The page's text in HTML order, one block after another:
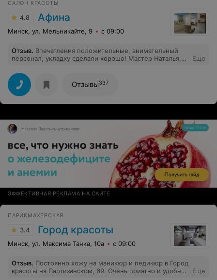
САЛОН КРАСОТЫ
4.8 Афина
Минск, ул. Мельникайте, 9 с 09:00
Отзыв. Впечатления положительные, внимательный
персонал, укладку сделали хорошо! Мастер Наталья,
Еще
Отзывы337
ЭФФЕКТИВНАЯ РЕКЛАМА НА САЙТЕ
ПАРИКМАХЕРСКАЯ
3.4 Город красоты
Минск, ул. Максима Танка, 10а с 09:00
Отзыв. Постоянно хожу на маникюр и педикюр в Город
красоты на Партизанском, 69. Очень приятно и удобно,
Еще